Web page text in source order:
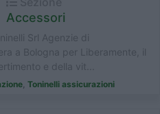
Accessori
Srl Agenzie di
a Bologna per Liberamente, il
e della vit...
Toninelli assicurazioni